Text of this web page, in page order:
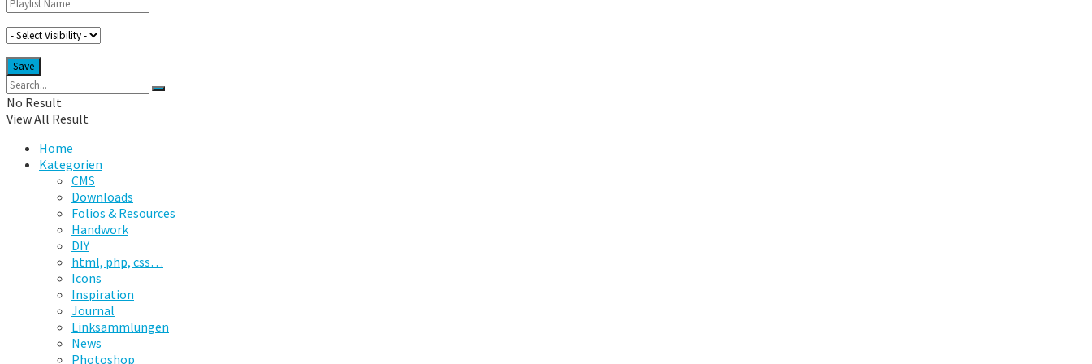
No Result
View All Result
Home
Kategorien
CMS
Downloads
Folios & Resources
Handwork
DIY
html, php, css…
Icons
Inspiration
Journal
Linksammlungen
News
Photoshop